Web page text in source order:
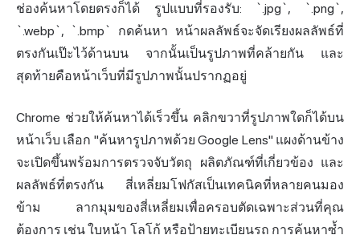
ช่องค้นหาโดยตรงก็ได้ รูปแบบที่รองรับ: `.jpg`, `.png`,
`.webp`, `.bmp` กดค้นหา หน้าผลลัพธ์จะจัดเรียงผลลัพธ์ที่
ตรงกันเป๊ะไว้ด้านบน จากนั้นเป็นรูปภาพที่คล้ายกัน และ
สุดท้ายคือหน้าเว็บที่มีรูปภาพนั้นปรากฏอยู่
Chrome ช่วยให้ค้นหาได้เร็วขึ้น คลิกขวาที่รูปภาพใดก็ได้บน
หน้าเว็บ เลือก "ค้นหารูปภาพด้วย Google Lens" แผงด้านข้าง
จะเปิดขึ้นพร้อมการตรวจจับวัตถุ ผลิตภัณฑ์ที่เกี่ยวข้อง และ
ผลลัพธ์ที่ตรงกัน สี่เหลี่ยมโฟกัสเป็นเทคนิคที่หลายคนมอง
ข้าม ลากมุมของสี่เหลี่ยมเพื่อครอบตัดเฉพาะส่วนที่คุณ
ต้องการ เช่น ใบหน้า โลโก้ หรือป้ายทะเบียนรถ การค้นหาซ้ำ